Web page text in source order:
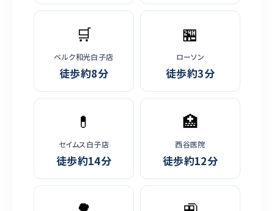
🛒
ベルク和光白子店
徒歩約8分
🏪
ローソン
徒歩約3分
💊
セイムス白子店
徒歩約14分
🏥
西谷医院
徒歩約12分